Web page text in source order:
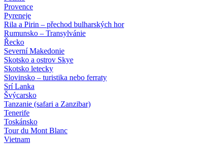
Provence
Pyreneje
Rila a Pirin – přechod bulharských hor
Rumunsko – Transylvánie
Řecko
Severní Makedonie
Skotsko a ostrov Skye
Skotsko letecky
Slovinsko – turistika nebo ferraty
Srí Lanka
Švýcarsko
Tanzanie (safari a Zanzibar)
Tenerife
Toskánsko
Tour du Mont Blanc
Vietnam